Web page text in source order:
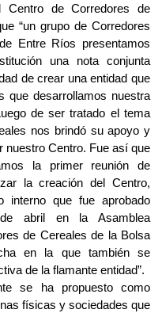
Centro de Corredores de
“un grupo de Corredores
Entre Ríos presentamos
una nota conjunta
de crear una entidad que
que desarrollamos nuestra
de ser tratado el tema
nos brindó su apoyo y
nuestro Centro. Fue así que
la primer reunión de
la creación del Centro,
interno que fue aprobado
abril en la Asamblea
de Cereales de la Bolsa
en la que también se
de la flamante entidad”.
se ha propuesto como
físicas y sociedades que